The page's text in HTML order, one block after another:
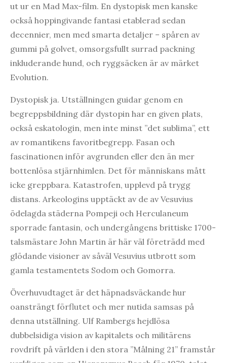
ut ur en Mad Max-film. En dystopisk men kanske
också hoppingivande fantasi etablerad sedan
decennier, men med smarta detaljer – spåren av
gummi på golvet, omsorgsfullt surrad packning
inkluderande hund, och ryggsäcken är av märket
Evolution.
Dystopisk ja. Utställningen guidar genom en
begreppsbildning där dystopin har en given plats,
också eskatologin, men inte minst ”det sublima”, ett
av romantikens favoritbegrepp. Fasan och
fascinationen inför avgrunden eller den än mer
bottenlösa stjärnhimlen. Det för människans mått
icke greppbara. Katastrofen, upplevd på trygg
distans. Arkeologins upptäckt av de av Vesuvius
ödelagda städerna Pompeji och Herculaneum
sporrade fantasin, och undergångens brittiske 1700-
talsmästare John Martin är här väl företrädd med
glödande visioner av såväl Vesuvius utbrott som
gamla testamentets Sodom och Gomorra.
Överhuvudtaget är det häpnadsväckande hur
oansträngt förflutet och mer nutida samsas på
denna utställning. Ulf Rambergs hejdlösa
dubbelsidiga vision av kapitalets och militärens
rovdrift på världen i den stora ”Målning 21” framstår